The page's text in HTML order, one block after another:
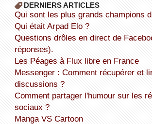
DERNIERS ARTICLES
Qui sont les plus grands champions
Qui était Arpad Elo ?
Questions drôles en direct de Facebook (avec les
réponses).
Les Péages à Flux libre en France
Messenger : Comment récupérer et lire toutes les
discussions ?
Comment partager l'humour sur les réseaux
sociaux ?
Manga VS Cartoon